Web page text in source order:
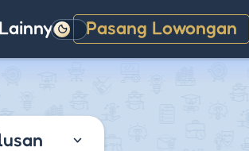
Pasang Lowongan
Gelap